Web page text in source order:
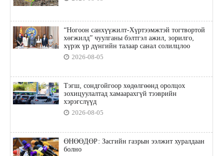
“Ногоон санхүүжилт-Хүртээмжтэй тогтвортой
хөгжилд” чуулганы бэлтгэл ажил, зорилго,
хүрэх үр дүнгийн талаар санал солилцлоо
2026-08-05
Тэгш, сондгойгоор хөдөлгөөнд оролцох
зохицуулалтад хамаарахгүй тээврийн
хэрэгслүүд
2026-08-05
ӨНӨӨДӨР: Засгийн газрын ээлжит хуралдаан
болно